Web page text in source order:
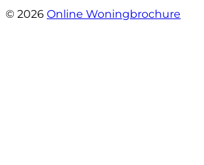
© 2026 Online Woningbrochure